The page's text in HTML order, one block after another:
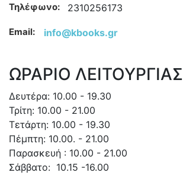
Τηλέφωνο: 2310256173
Email: info@kbooks.gr
ΩΡΑΡΙΟ ΛΕΙΤΟΥΡΓΙΑΣ
Δευτέρα: 10.00 - 19.30
Τρίτη: 10.00 - 21.00
Τετάρτη: 10.00 - 19.30
Πέμπτη: 10.00. - 21.00
Παρασκευή : 10.00 - 21.00
Σάββατο: 10.15 -16.00